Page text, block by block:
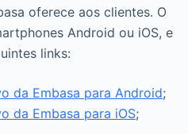
oferece aos clientes. O
Android ou iOS, e
links:
da Embasa para Android;
da Embasa para iOS;